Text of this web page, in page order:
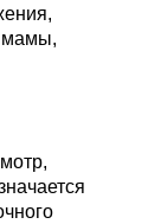
мамы,